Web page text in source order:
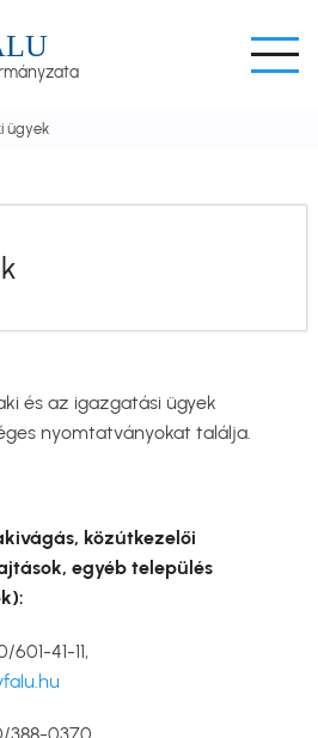
ügyek
és az igazgatási ügyek
nyomtatványokat találja.
közútkezelői
egyéb település
41-11,